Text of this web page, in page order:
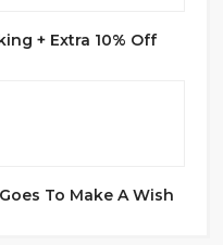
+ Extra 10% Off
To Make A Wish